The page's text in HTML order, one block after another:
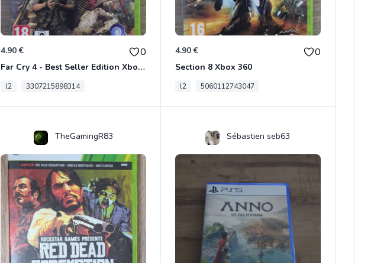
4.90 € 0
Far Cry 4 - Best Seller Edition Xbox 360
l2 3307215898314
4.90 € 0
Section 8 Xbox 360
l2 5060112743047
TheGamingR83 Sébastien seb63